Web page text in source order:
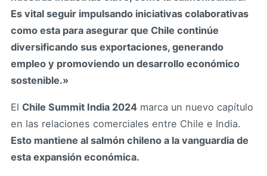
Es vital seguir impulsando iniciativas colaborativas
como esta para asegurar que Chile continúe
diversificando sus exportaciones, generando
empleo y promoviendo un desarrollo económico
sostenible.»
El Chile Summit India 2024 marca un nuevo capítulo
en las relaciones comerciales entre Chile e India.
Esto mantiene al salmón chileno a la vanguardia de
esta expansión económica.